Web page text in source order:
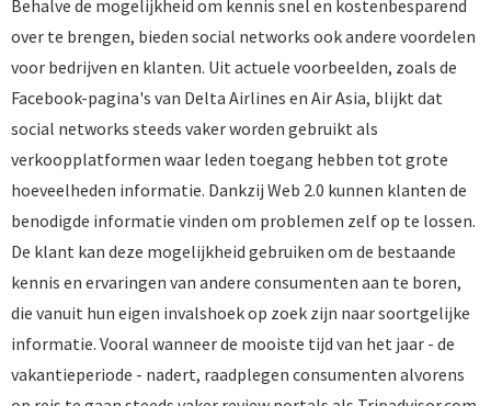
Behalve de mogelijkheid om kennis snel en kostenbesparend
over te brengen, bieden social networks ook andere voordelen
voor bedrijven en klanten. Uit actuele voorbeelden, zoals de
Facebook-pagina's van Delta Airlines en Air Asia, blijkt dat
social networks steeds vaker worden gebruikt als
verkoopplatformen waar leden toegang hebben tot grote
hoeveelheden informatie. Dankzij Web 2.0 kunnen klanten de
benodigde informatie vinden om problemen zelf op te lossen.
De klant kan deze mogelijkheid gebruiken om de bestaande
kennis en ervaringen van andere consumenten aan te boren,
die vanuit hun eigen invalshoek op zoek zijn naar soortgelijke
informatie. Vooral wanneer de mooiste tijd van het jaar - de
vakantieperiode - nadert, raadplegen consumenten alvorens